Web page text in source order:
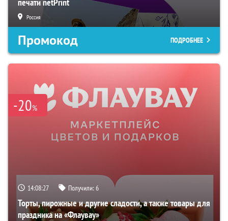
Россия
Промокод ПОДРОБНЕЕ
-20%
14:08:25 Получили:6
Торты, пирожные и другие сладости, а также товары для
праздника на «Флаувау»